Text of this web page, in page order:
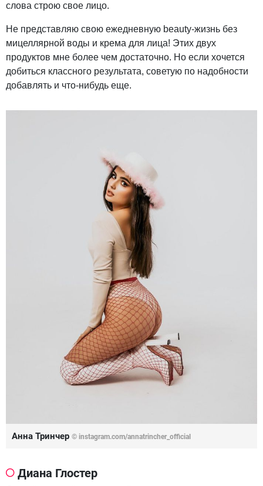
слова строю свое лицо.
Не представляю свою ежедневную beauty-жизнь без
мицеллярной воды и крема для лица! Этих двух
продуктов мне более чем достаточно. Но если хочется
добиться классного результата, советую по надобности
добавлять и что-нибудь еще.
Анна Тринчер © instagram.com/annatrincher_official
Диана Глостер